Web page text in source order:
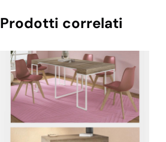
Prodotti correlati